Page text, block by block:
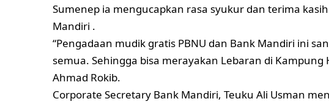
Sumenep ia mengucapkan rasa syukur dan terima
Mandiri .
“Pengadaan mudik gratis PBNU dan Bank Mandiri ini
semua. Sehingga bisa merayakan Lebaran di Kampung
Ahmad Rokib.
Corporate Secretary Bank Mandiri, Teuku Ali Usman